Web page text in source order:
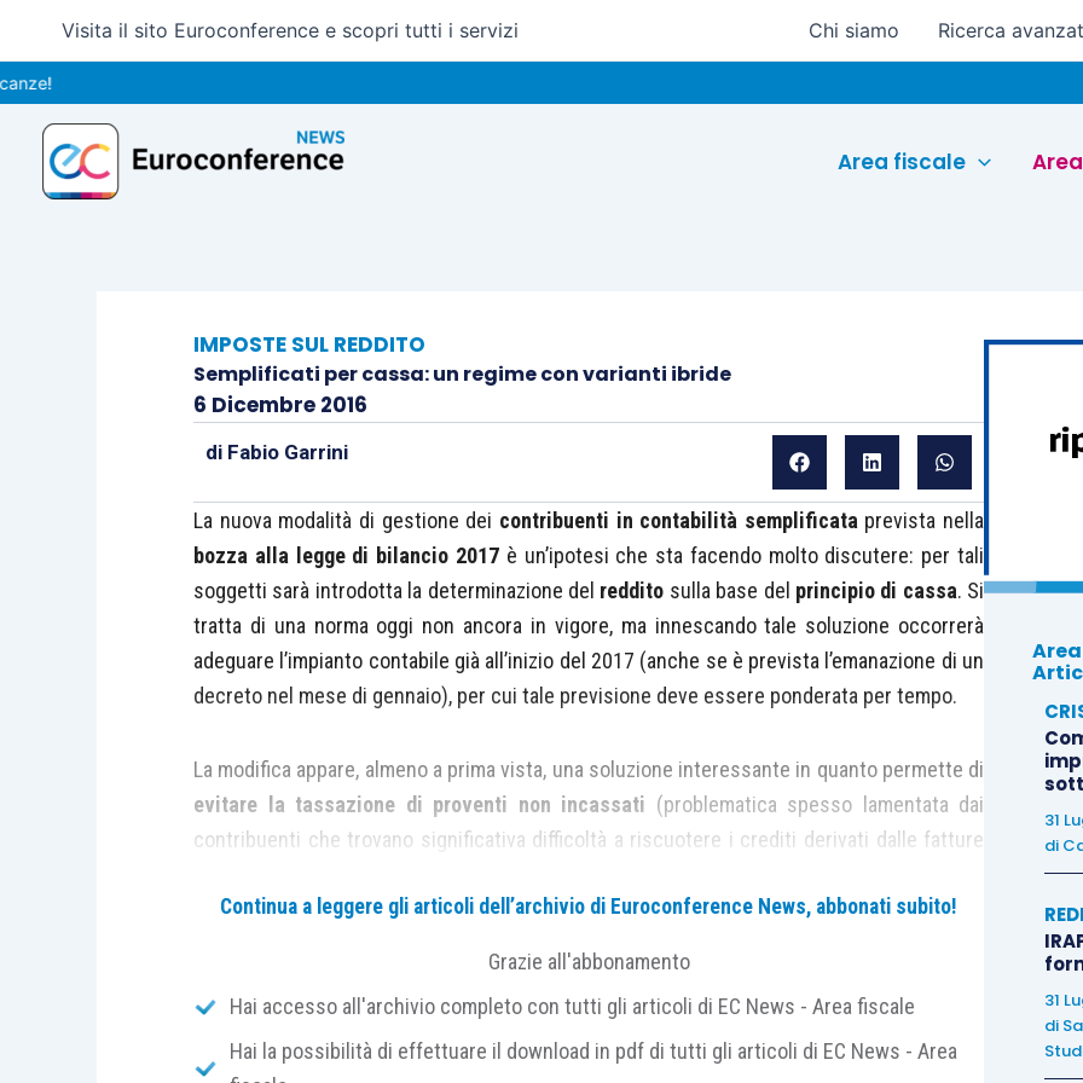
contenuto
Visita il sito Euroconference e scopri tutti i servizi Chi siamo Ricerca
Area fiscale
IMPOSTE SUL REDDITO
Semplificati per cassa: un regime con varianti ibride
6 Dicembre 2016
di Fabio Garrini
La nuova modalità di gestione dei contribuenti in contabilità semplificata prevista nella
bozza alla legge di bilancio 2017 è un’ipotesi che sta facendo molto discutere: per tali
soggetti sarà introdotta la determinazione del reddito sulla base del principio di cassa. Si
tratta di una norma oggi non ancora in vigore, ma innescando tale soluzione occorrerà
adeguare l’impianto contabile già all’inizio del 2017 (anche se è prevista l’emanazione di un
decreto nel mese di gennaio), per cui tale previsione deve essere ponderata per tempo.
La modifica appare, almeno a prima vista, una soluzione interessante in quanto permette di
evitare la tassazione di proventi non incassati (problematica spesso lamentata dai
contribuenti che trovano significativa difficoltà a riscuotere i crediti derivati dalle fatture
amministrativeche ne derivano, obbligando i contribuenti a gestire gli aspetti finanziari.
per la determinazione del reddito dei semplificati incorporando il peso di incassi e
pagamenti, nonché dell’articolo 18 D.P.R. 600/1973, per quanto riguarda gli aspetti
Continua a leggere gli articoli dell’archivio di Euroconference News, abbonati subito!
Grazie all'abbonamento
Hai accesso all'archivio completo con tutti gli articoli di EC News - Area fiscale
Hai la possibilità di effettuare il download in pdf di tutti gli articoli di EC News - Area
31
di
31
di